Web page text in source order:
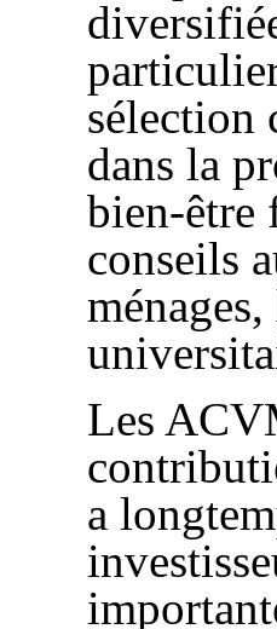
sélection
dans la
bien-être
conseils
Les
a